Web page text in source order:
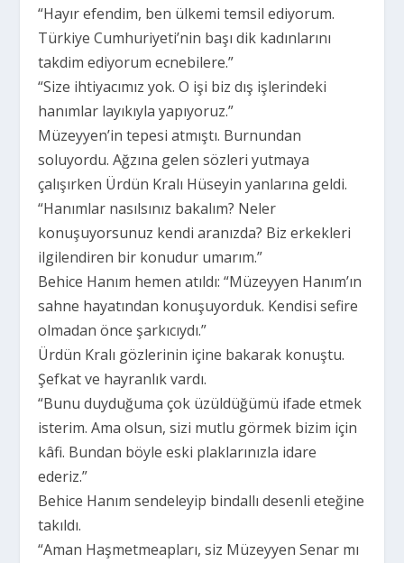
“Hayır efendim, ben ülkemi temsil ediyorum.
Türkiye Cumhuriyeti’nin başı dik kadınlarını
takdim ediyorum ecnebilere.”
“Size ihtiyacımız yok. O işi biz dış işlerindeki
hanımlar layıkıyla yapıyoruz.”
Müzeyyen’in tepesi atmıştı. Burnundan
soluyordu. Ağzına gelen sözleri yutmaya
çalışırken Ürdün Kralı Hüseyin yanlarına geldi.
“Hanımlar nasılsınız bakalım? Neler
konuşuyorsunuz kendi aranızda? Biz erkekleri
ilgilendiren bir konudur umarım.”
Behice Hanım hemen atıldı: “Müzeyyen Hanım’ın
sahne hayatından konuşuyorduk. Kendisi sefire
olmadan önce şarkıcıydı.”
Ürdün Kralı gözlerinin içine bakarak konuştu.
Şefkat ve hayranlık vardı.
“Bunu duyduğuma çok üzüldüğümü ifade etmek
isterim. Ama olsun, sizi mutlu görmek bizim için
kâfi. Bundan böyle eski plaklarınızla idare
ederiz.”
Behice Hanım sendeleyip bindallı desenli eteğine
takıldı.
“Aman Haşmetmeapları, siz Müzeyyen Senar mı